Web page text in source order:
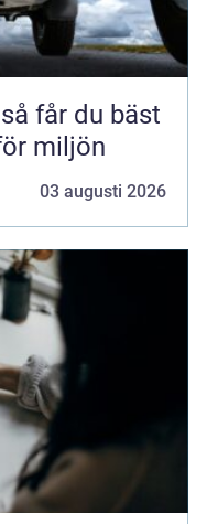
får du bäst
miljön
03 augusti 2026